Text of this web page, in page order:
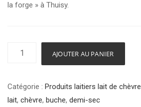
la forge » à Thuisy.
quantité
demi-
sec
AJOUTER AU PANIER
Catégorie : Produits laitiers lait de chèvre
lait, chèvre, buche, demi-sec